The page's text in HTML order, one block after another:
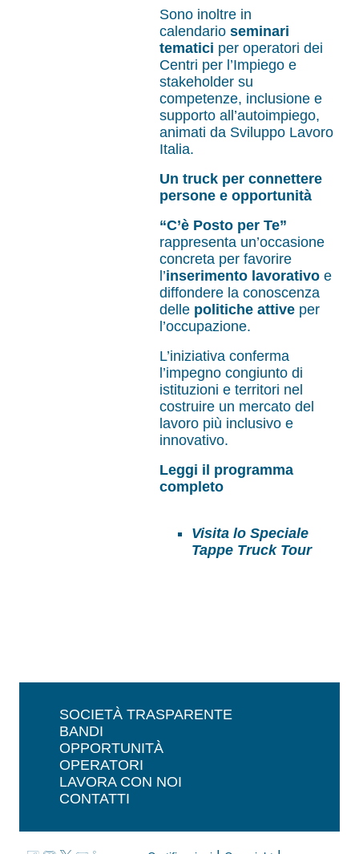
Sono inoltre in
calendario seminari
tematici per operatori dei
Centri per l’Impiego e
stakeholder su
competenze, inclusione e
supporto all’autoimpiego,
animati da Sviluppo Lavoro
Italia.
Un truck per connettere
persone e opportunità
“C’è Posto per Te”
rappresenta un’occasione
concreta per favorire
l’inserimento lavorativo e
diffondere la conoscenza
delle politiche attive per
l’occupazione.
L’iniziativa conferma
l’impegno congiunto di
istituzioni e territori nel
costruire un mercato del
lavoro più inclusivo e
innovativo.
Leggi il programma
completo
Visita lo Speciale
Tappe Truck Tour
SOCIETÀ TRASPARENTE
BANDI
OPPORTUNITÀ
OPERATORI
LAVORA CON NOI
CONTATTI